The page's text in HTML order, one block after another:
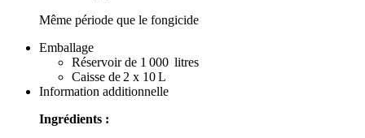
Même période que le fongicide
Emballage
Réservoir de 1 000 litres
Caisse de 2 x 10 L
Information additionnelle
Ingrédients :